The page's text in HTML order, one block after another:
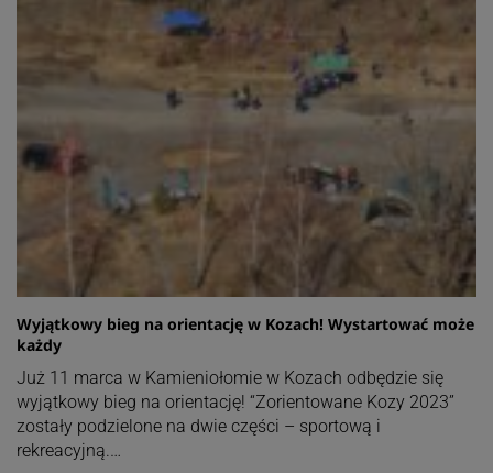
Wyjątkowy bieg na orientację w Kozach! Wystartować może
każdy
Już 11 marca w Kamieniołomie w Kozach odbędzie się
wyjątkowy bieg na orientację! “Zorientowane Kozy 2023”
zostały podzielone na dwie części – sportową i
rekreacyjną.…